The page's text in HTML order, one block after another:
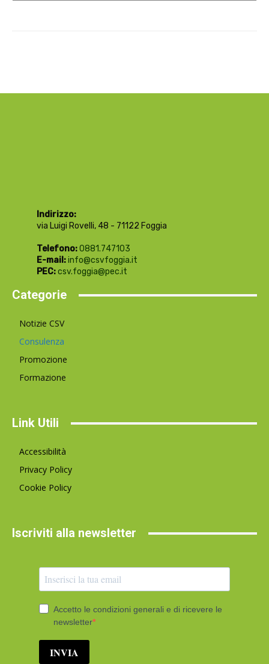
Indirizzo:
via Luigi Rovelli, 48 - 71122 Foggia
Telefono:0881.747103
E-mail:info@csvfoggia.it
PEC:csv.foggia@pec.it
Categorie
Notizie CSV
Consulenza
Promozione
Formazione
Link Utili
Accessibilità
Privacy Policy
Cookie Policy
Iscriviti alla newsletter